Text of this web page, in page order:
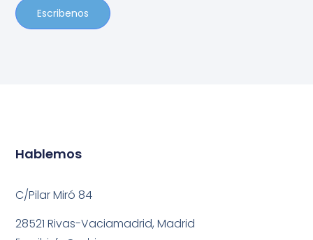
Escribenos
Hablemos
C/Pilar Miró 84
28521 Rivas-Vaciamadrid, Madrid